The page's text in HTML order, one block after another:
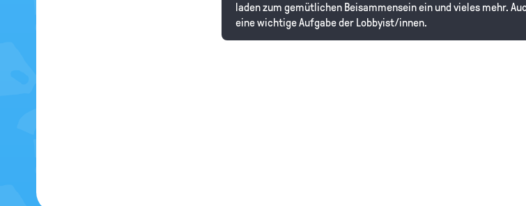
laden zum gemütlichen Beisammensein ein und vieles mehr.
eine wichtige Aufgabe der Lobbyist/innen.